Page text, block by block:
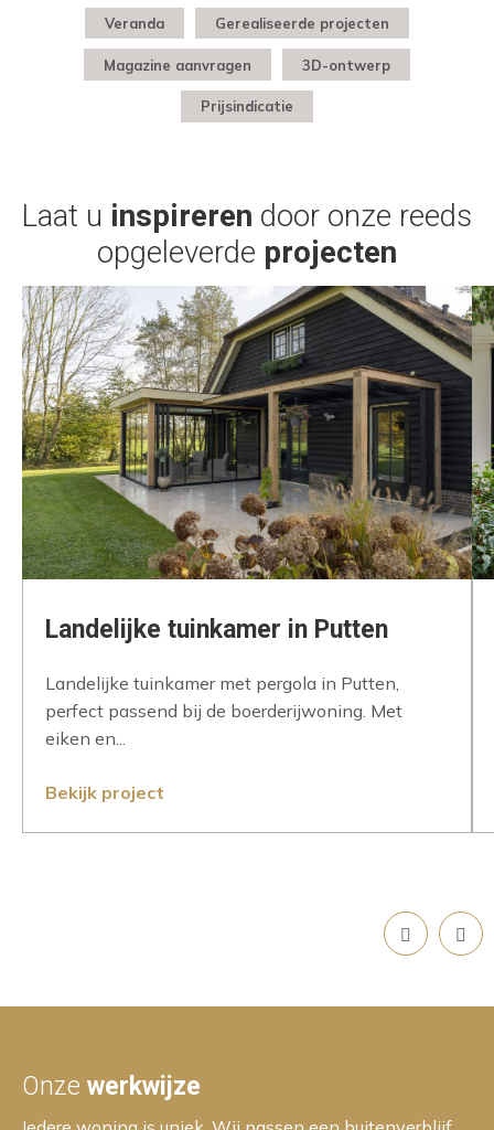
Veranda Gerealiseerde projecten
Magazine aanvragen 3D-ontwerp
Prijsindicatie
Laat u inspireren door onze reeds
opgeleverde projecten
Landelijke tuinkamer in Putten
Landelijke tuinkamer met pergola in Putten,
perfect passend bij de boerderijwoning. Met
eiken en...
Bekijk project
Onze werkwijze